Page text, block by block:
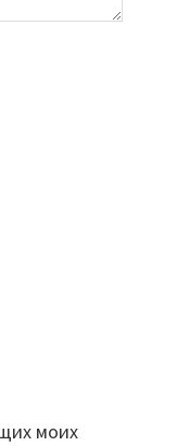
моих